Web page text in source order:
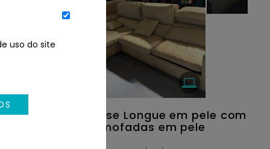
uso do site
em
Chaise Longue em pele com
2 almofadas em pele